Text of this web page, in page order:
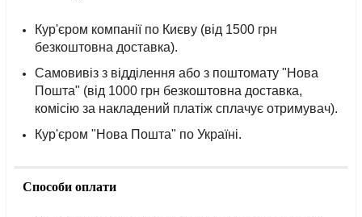
Кур'єром компанії по Києву (від 1500 грн
безкоштовна доставка).
Самовивіз з відділення або з поштомату "Нова
Пошта" (від 1000 грн безкоштовна доставка,
комісію за накладений платіж сплачує отримувач).
Кур'єром "Нова Пошта" по Україні.
Способи оплати